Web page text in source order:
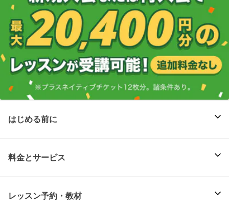
はじめる前に
料金とサービス
レッスン予約・教材